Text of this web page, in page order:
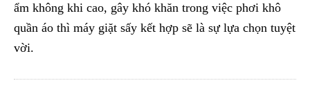
ẩm không khi cao, gây khó khăn trong việc phơi khô
quần áo thì máy giặt sấy kết hợp sẽ là sự lựa chọn tuyệt
vời.